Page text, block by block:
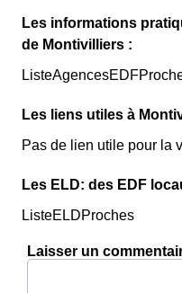
Les informations
de Montivilliers :
Les liens utiles à
Pas de lien utile pour la
Les ELD: des EDF
ListeELDProches
Laisser un